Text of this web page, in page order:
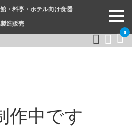
・料亭・ホテル向け食器
造販売
0
作中です